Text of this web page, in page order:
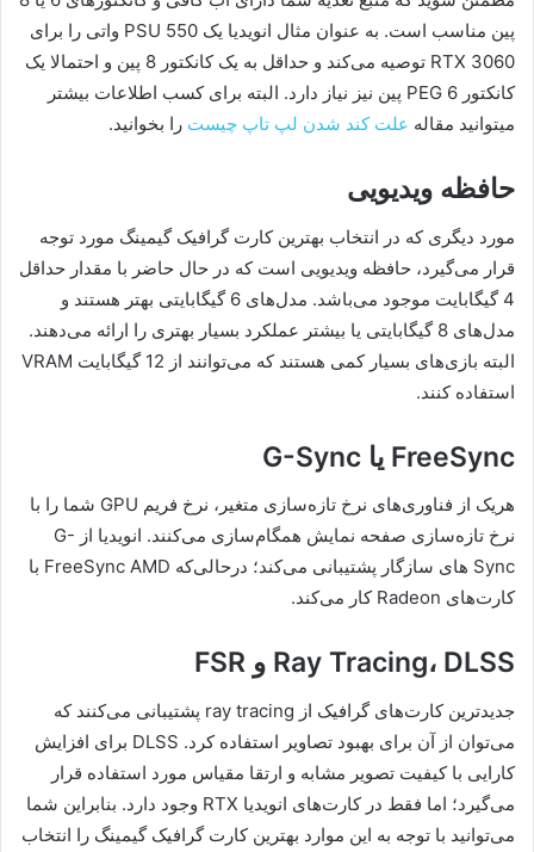
پین مناسب است. به عنوان مثال انویدیا یک PSU 550 واتی را برای
RTX 3060 توصیه می‌کند و حد‌اقل به یک کانکتور 8 پین و احتمالا یک
کانکتور PEG 6 پین نیز نیاز دارد. البته برای کسب اطلاعات بیشتر
میتوانید مقاله علت کند شدن لپ تاپ چیست را بخوانید.
حافظه ویدیویی
مورد دیگری که در انتخاب بهترین کارت گرافیک گیمینگ مورد توجه
قرار می‌گیرد، حافظه ویدیویی است که در حال حاضر با مقدار حداقل
4 گیگابایت موجود می‌باشد. مدل‌های 6 گیگابایتی بهتر هستند و
مدل‌های 8 گیگابایتی یا بیشتر عملکرد بسیار بهتری را ارائه می‌دهند.
البته بازی‌های بسیار کمی هستند که می‌توانند از 12 گیگابایت VRAM
استفاده کنند.
FreeSync یا G-Sync
هر‌یک از فناوری‌های نرخ تازه‌سازی متغیر، نرخ فریم GPU شما را با
نرخ تازه‌سازی صفحه نمایش همگام‌سازی می‌کنند. انویدیا از G-
Sync های سازگار پشتیبانی می‌کند؛ در‌حالی‌که FreeSync AMD با
کارت‌های Radeon کار می‌کند.
Ray Tracing، DLSS و FSR
جدید‌ترین کارت‌های گرافیک از ray tracing پشتیبانی می‌کنند که
می‌توان از آن برای بهبود تصاویر استفاده کرد. DLSS برای افزایش
کارایی با کیفیت تصویر مشابه و ارتقا مقیاس مورد استفاده قرار
می‌گیرد؛ اما فقط در کارت‌های انویدیا RTX وجود دارد. بنا‌بر‌این شما
می‌توانید با توجه به این موارد بهترین کارت گرافیک گیمینگ را انتخاب